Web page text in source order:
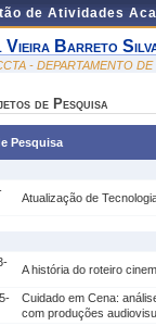
de Atividades
Vieira Barreto
- DEPARTAMENTO
de Pesquisa
Pesquisa
Atualização de
A história do roteiro
Cuidado em Cena:
com produções